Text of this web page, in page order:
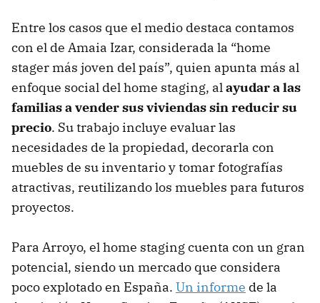
Entre los casos que el medio destaca contamos
con el de Amaia Izar, considerada la “home
stager más joven del país”, quien apunta más al
enfoque social del home staging, alayudar a las
familias a vender sus viviendas sin reducir su
precio. Su trabajo incluye evaluar las
necesidades de la propiedad, decorarla con
muebles de su inventario y tomar fotografías
atractivas, reutilizando los muebles para futuros
proyectos.
Para Arroyo, el home staging cuenta con un gran
potencial, siendo un mercado que considera
poco explotado en España. Un informe de la